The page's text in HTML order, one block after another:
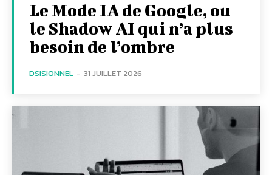
Le Mode IA de Google, ou
le Shadow AI qui n’a plus
besoin de l’ombre
DSISIONNEL - 31 JUILLET 2026